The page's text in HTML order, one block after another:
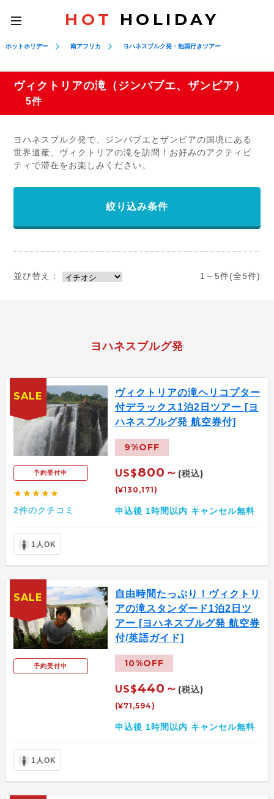
toggle
navigation
HOT HOLIDAY
ホットホリデー 南アフリカ ヨハネスブルク発・他国行きツアー
ヴィクトリアの滝（ジンバブエ、ザンビア）
5件
ヨハネスブルク発で、ジンバブエとザンビアの国境にある
世界遺産、ヴィクトリアの滝を訪問！お好みのアクティビ
ティで滞在をお楽しみください。
絞り込み条件
並び替え： 1～5件(全5件)
ヨハネスブルグ発
予約受付中
★★★★★
2件のクチコミ
ヴィクトリアの滝ヘリコプター
付デラックス1泊2日ツアー [ヨ
ハネスブルグ発 航空券付]
9%OFF
US$800～ (税込)
(¥130,171)
申込後 1時間以内 キャンセル無料
1人OK
SALE
予約受付中
自由時間たっぷり！ヴィクトリ
アの滝スタンダード1泊2日ツ
アー [ヨハネスブルグ発 航空券
付/英語ガイド]
10%OFF
US$440～ (税込)
(¥71,594)
申込後 1時間以内 キャンセル無料
1人OK
SALE